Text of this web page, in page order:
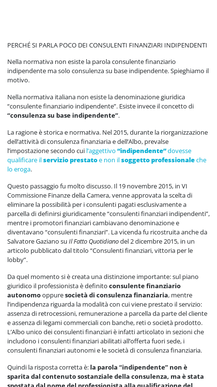
PERCHÉ SI PARLA POCO DEI CONSULENTI FINANZIARI INDIPENDENTI
Nella normativa non esiste la parola consulente finanziario
indipendente ma solo consulenza su base indipendente. Spieghiamo il
motivo.
Nella normativa italiana non esiste la denominazione giuridica
“consulente finanziario indipendente”. Esiste invece il concetto di
“consulenza su base indipendente”.
La ragione è storica e normativa. Nel 2015, durante la riorganizzazione
dell’attività di consulenza finanziaria e dell’Albo, prevalse
l’impostazione secondo cui l’aggettivo “indipendente”dovesse
qualificare ilservizio prestatoe non ilsoggetto professionaleche
lo eroga.
Questo passaggio fu molto discusso. Il 19 novembre 2015, in VI
Commissione Finanze della Camera, venne approvata la scelta di
eliminare la possibilità per i consulenti pagati esclusivamente a
parcella di definirsi giuridicamente “consulenti finanziari indipendenti”,
mentre i promotori finanziari cambiavano denominazione e
diventavano “consulenti finanziari”. La vicenda fu ricostruita anche da
Salvatore Gaziano su Il Fatto Quotidianodel 2 dicembre 2015, in un
articolo pubblicato dal titolo “Consulenti finanziari, vittoria per le
lobby”.
Da quel momento si è creata una distinzione importante: sul piano
giuridico il professionista è definito consulente finanziario
autonomooppuresocietà di consulenza finanziaria, mentre
l’indipendenza riguarda la modalità con cui viene prestato il servizio:
assenza di retrocessioni, remunerazione a parcella da parte del cliente
e assenza di legami commerciali con banche, reti o società prodotto.
L’Albo unico dei consulenti finanziari è infatti articolato in sezioni che
includono i consulenti finanziari abilitati all’offerta fuori sede, i
consulenti finanziari autonomi e le società di consulenza finanziaria.
Quindi la risposta corretta è: la parola “indipendente” non è
sparita dal contenuto sostanziale della consulenza, ma è stata